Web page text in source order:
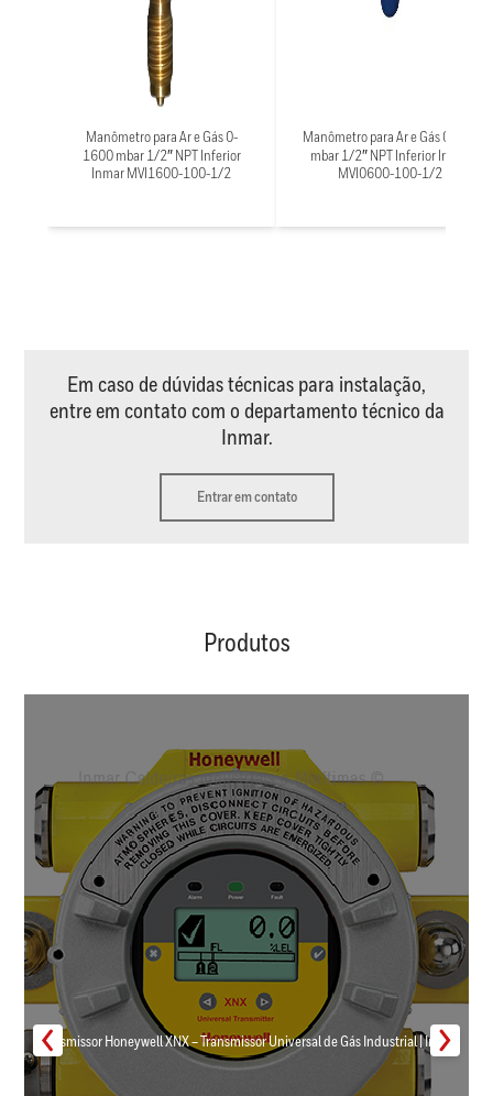
Manômetro para Ar e Gás 0-
1600 mbar 1/2″ NPT Inferior
Inmar MVI1600-100-1/2
Manômetro para Ar e Gás 0-600
mbar 1/2″ NPT Inferior Inmar
MVI0600-100-1/2
Em caso de dúvidas técnicas para instalação,
entre em contato com o departamento técnico da
Inmar.
Entrar em contato
Produtos
Transmissor Honeywell XNX – Transmissor Universal de Gás Industrial | Inmar